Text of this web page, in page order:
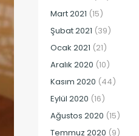
Mart 2021 (15)
Şubat 2021 (39)
Ocak 2021 (21)
Aralık 2020 (10)
Kasım 2020 (44)
Eylül 2020 (16)
Ağustos 2020 (15)
Temmuz 2020 (9)